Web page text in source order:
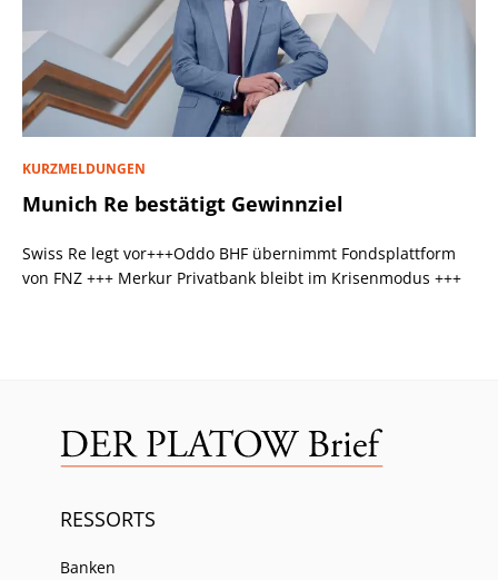
KURZMELDUNGEN
Munich Re bestätigt Gewinnziel
Swiss Re legt vor+++Oddo BHF übernimmt Fondsplattform
von FNZ +++ Merkur Privatbank bleibt im Krisenmodus +++
RESSORTS
Banken